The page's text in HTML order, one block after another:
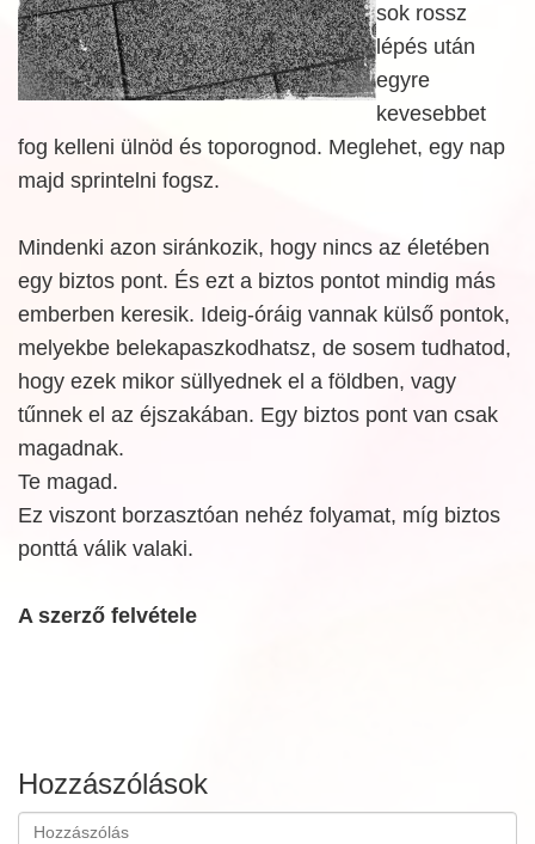
sok rossz
lépés után
egyre
kevesebbet
fog kelleni ülnöd és toporognod. Meglehet, egy nap
majd sprintelni fogsz.
Mindenki azon siránkozik, hogy nincs az életében
egy biztos pont. És ezt a biztos pontot mindig más
emberben keresik. Ideig-óráig vannak külső pontok,
melyekbe belekapaszkodhatsz, de sosem tudhatod,
hogy ezek mikor süllyednek el a földben, vagy
tűnnek el az éjszakában. Egy biztos pont van csak
magadnak.
Te magad.
Ez viszont borzasztóan nehéz folyamat, míg biztos
ponttá válik valaki.
A szerző felvétele
Hozzászólások